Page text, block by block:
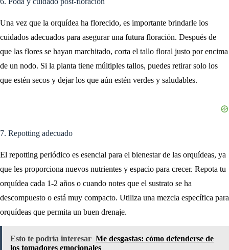
Una vez que la orquídea ha florecido, es importante brindarle los
cuidados adecuados para asegurar una futura floración. Después de
que las flores se hayan marchitado, corta el tallo floral justo por encima
de un nodo. Si la planta tiene múltiples tallos, puedes retirar solo los
que estén secos y dejar los que aún estén verdes y saludables.
7. Repotting adecuado
El repotting periódico es esencial para el bienestar de las orquídeas, ya
que les proporciona nuevos nutrientes y espacio para crecer. Repota tu
orquídea cada 1-2 años o cuando notes que el sustrato se ha
descompuesto o está muy compacto. Utiliza una mezcla específica para
orquídeas que permita un buen drenaje.
Esto te podría interesar Me desgastas: cómo defenderse de
los tomadores emocionales